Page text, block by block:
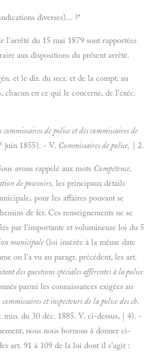
diverses)... ?*
du 15 mai 1879 sont rapportées
aux dispositions du présent arrêté.
et le dir. du secr. et de la compt. au
chacun en ce qui le concerne, de l'exéc.
de police et des commissaires de
juin 1855). - V. Commissaires de police, | 2.
avons rappelé aux mots Compétence,
de pouvoirs, les principaux détails
pour les affaires pouvant se
de fer. Ces renseignements ne se
par l'importante et volumineuse loi du 5
municipale (loi insérée à la même date
on l'a vu au paragr. précédent, les art.
des questions spéciales afférentes à la police
parmi les connaissances exigées au
commissaires et inspecteurs de la police des ch.
du 30 déc. 1885. V. ci-dessus, | 4). -
nous nous bornons à donner ci-
art. 91 à 109 de la loi dont il s'agit :